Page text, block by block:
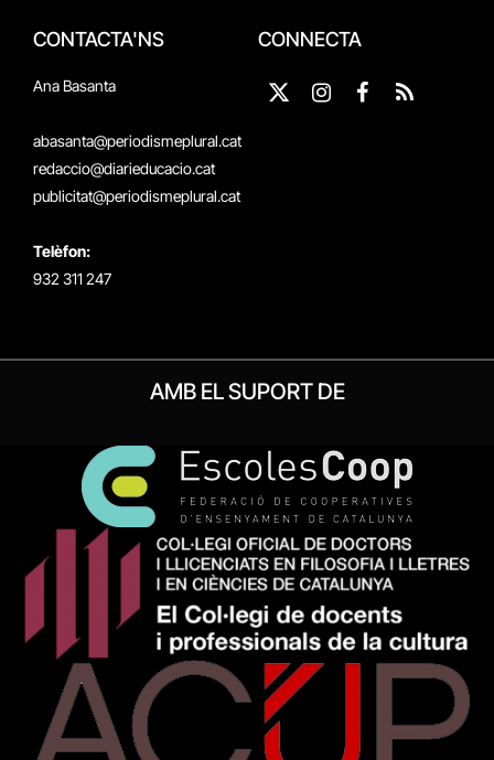
CONTACTA'NS
Ana Basanta
abasanta@periodismeplural.cat
redaccio@diarieducacio.cat
publicitat@periodismeplural.cat
Telèfon:
932 311 247
CONNECTA
X
Instagram
Facebook
RSS
AMB EL SUPORT DE